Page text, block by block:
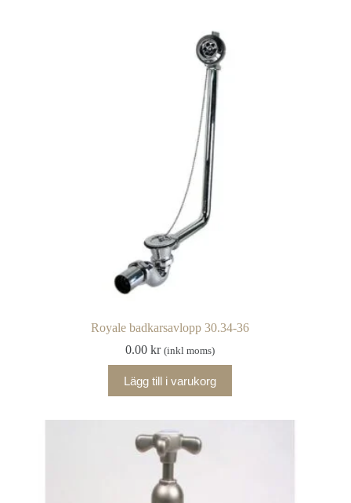
Royale badkarsavlopp 30.34-36
0.00kr (inkl moms)
Lägg till i varukorg